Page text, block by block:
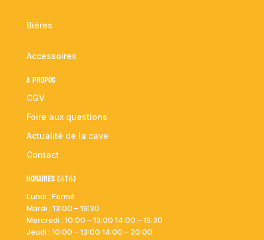
Bières
Accessoires
A propos
CGV
Foire aux questions
Actualité de la cave
Contact
Horaires (été)
Lundi : Fermé
Mardi : 13:00 – 19:30
Mercredi : 10:00 – 13:00 14:00 – 19:30
Jeudi : 10:00 – 13:00 14:00 – 20:00